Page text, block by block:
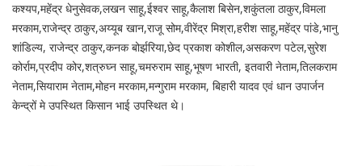
कश्यप,महेंद्र धेनुसेवक,लखन साहू,ईश्वर साहू,कैलाश बिसेन,शकुंतला ठाकुर,विमला
मरकाम,राजेन्द्र ठाकुर,अय्यूब खान,राजू सोम,वीरेंद्र मिश्रा,हरीश साहू,महेंद्र पांडे,भानु
शांडिल्य, राजेन्द्र ठाकुर,कनक बोर्झरिया,छेद प्रकाश कोशील,असकरण पटेल,सुरेश
कोर्राम,प्रदीप कोर,शत्रुघ्न साहू,चमरुराम साहू,भूषण भारती, इतवारी नेताम,तिलकराम
नेताम,सियाराम नेताम,मोहन मरकाम,मन्गुराम मरकाम, बिहारी यादव एवं धान उपार्जन
केन्द्रों मे उपस्थित किसान भाई उपस्थित थे।